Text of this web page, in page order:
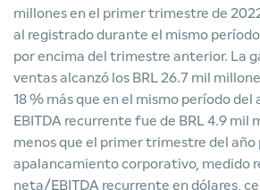
millones en el primer trimestre de
al registrado durante el mismo período
por encima del trimestre anterior. La
ventas alcanzó los BRL 26.7 mil
18 % más que en el mismo período del
EBITDA recurrente fue de BRL 4.9 mil
menos que el primer trimestre del año
apalancamiento corporativo, medido
neta/EBITDA recurrente en dólares,